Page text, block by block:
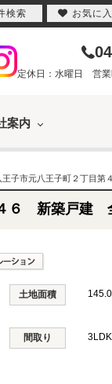
定休日：水曜日 営
案内
王子市元八王子町２丁目
４６ 新築戸建
土地面積
間取り
検索 お気に